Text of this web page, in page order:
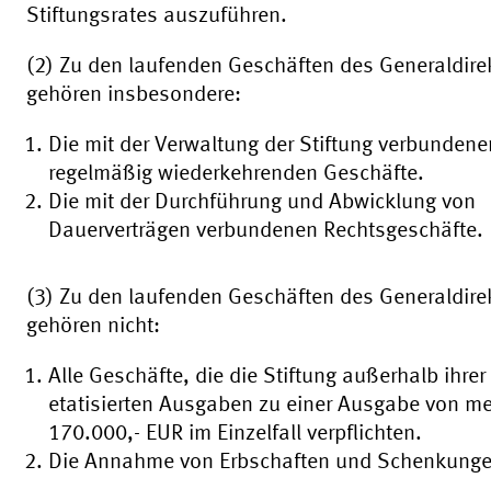
Stiftungsrates auszuführen.
(2) Zu den laufenden Geschäften des
gehören insbesondere:
Die mit der Verwaltung der Stiftung
regelmäßig wiederkehrenden Geschäfte.
Die mit der Durchführung und Abwicklung von
Dauerverträgen verbundenen Rechtsgeschäfte.
(3) Zu den laufenden Geschäften des
gehören nicht:
Alle Geschäfte, die die Stiftung außerhalb ihrer
etatisierten Ausgaben zu einer Ausgabe von
170.000,- EUR im Einzelfall verpflichten.
Die Annahme von Erbschaften und